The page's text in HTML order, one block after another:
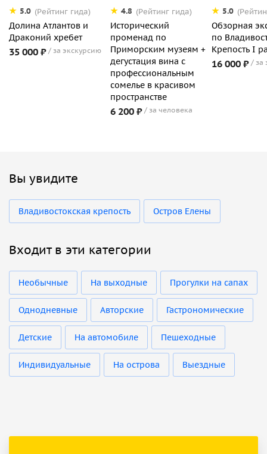
5.0 (Рейтинг гида)
Долина Атлантов и
Драконий хребет
35 000 ₽ за экскурсию
4.8 (Рейтинг гида)
Исторический
променад по
Приморским музеям +
дегустация вина с
профессиональным
сомелье в красивом
пространстве
6 200 ₽ за человека
5.0
Обзорная
по
Крепость I
16 000 ₽ за
Вы увидите
Владивостокская крепость Остров Елены
Входит в эти категории
Необычные На выходные Прогулки на сапах
Однодневные Авторские Гастрономические
Детские На автомобиле Пешеходные
Индивидуальные На острова Выездные